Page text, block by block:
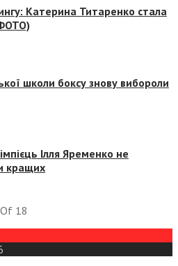
Катерина Титаренко стала
школи боксу знову вибороли
Ілля Яременко не
кращих
Of 18